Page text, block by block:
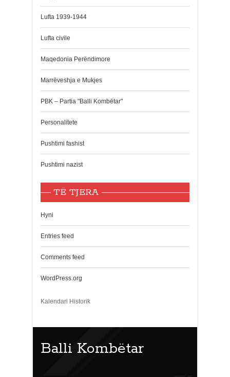
Lufta 1939-1944
Lufta civile
Maqedonia Perëndimore
Marrëveshja e Mukjes
PBK – Partia "Balli Kombëtar"
Personalitete
Pushtimi fashist
Pushtimi nazist
TË TJERA
Hyni
Entries feed
Comments feed
WordPress.org
Kalendari Historik
Balli Kombëtar